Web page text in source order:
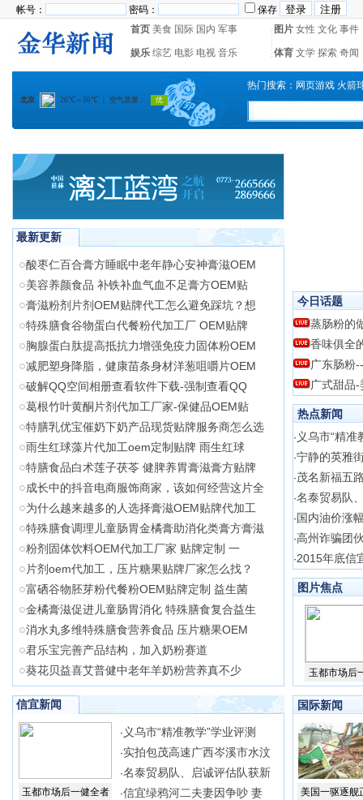
帐号： 密码：
保存
首页 美食 国际 国内 军事 图片 女性 文化 事件
娱乐 综艺 电影 电视 音乐 体育 文学 探索 奇闻
热门搜索： 网页游戏 火箭
最新更新
酸枣仁百合膏方睡眠中老年静心安神膏滋OEM
美容养颜食品 补铁补血气血不足膏方OEM贴
膏滋粉剂片剂OEM贴牌代工怎么避免踩坑？想
特殊膳食谷物蛋白代餐粉代加工厂 OEM贴牌
胸腺蛋白肽提高抵抗力增强免疫力固体粉OEM
减肥塑身降脂，健康苗条身材洋葱咀嚼片OEM
破解QQ空间相册查看软件下载-强制查看QQ
葛根竹叶黄酮片剂代加工厂家-保健品OEM贴
特膳乳优宝催奶下奶产品现货贴牌服务商怎么选
雨生红球藻片代加工oem定制贴牌 雨生红球
特膳食品白术莲子茯苓 健脾养胃膏滋膏方贴牌
成长中的抖音电商服饰商家，该如何经营这片全
为什么越来越多的人选择膏滋OEM贴牌代加工
特殊膳食调理儿童肠胃金橘膏助消化类膏方膏滋
粉剂固体饮料OEM代加工厂家 贴牌定制 一
片剂oem代加工，压片糖果贴牌厂家怎么找？
富硒谷物胚芽粉代餐粉OEM贴牌定制 益生菌
金橘膏滋促进儿童肠胃消化 特殊膳食复合益生
消水丸多维特殊膳食营养食品 压片糖果OEM
君乐宝完善产品结构，加入奶粉赛道
葵花贝益喜艾普健中老年羊奶粉营养真不少
今日话题
蒸肠粉的
香味俱全
广东肠粉
广式甜品
热点新闻
· 义乌市“精准
·宁静的英雅
·茂名新福五
·名泰贸易队
· 国内油价涨
·高州诈骗团
·2015年底信
图片焦点
玉都市场后
信宜新闻
玉都市场后一健全者
· 义乌市“精准教学”学业评测
·实拍包茂高速广西岑溪市水汶
·名泰贸易队、启诚评估队获新
·信宜绿鸦河二夫妻因争吵 妻
国际新闻
美国一驱逐舰